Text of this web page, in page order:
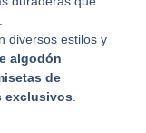
diversos estilos y
algodón
de
exclusivos